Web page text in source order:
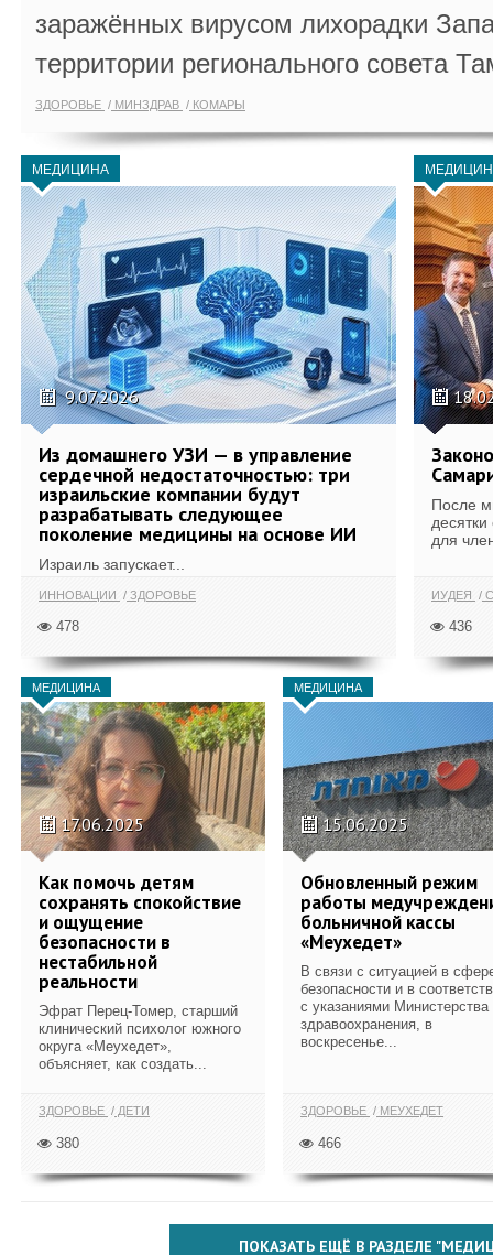
заражённых вирусом лихорадки
территории регионального совета
ЗДОРОВЬЕ МИНЗДРАВ КОМАРЫ
МЕДИЦИНА
9.07.2026
Из домашнего УЗИ — в управление
сердечной недостаточностью: три
израильские компании будут
разрабатывать следующее
поколение медицины на основе ИИ
Израиль запускает...
ИННОВАЦИИ ЗДОРОВЬЕ
478
После
для
ИУДЕЯ
436
МЕДИЦИНА
17.06.2025
Как помочь детям
сохранять спокойствие
и ощущение
безопасности в
нестабильной
реальности
Эфрат Перец-Томер, старший
клинический психолог южного
округа «Меухедет»,
объясняет, как создать...
ЗДОРОВЬЕ ДЕТИ
380
МЕДИЦИНА
15.06.2025
Обновленный режим
работы
больничной кассы
«Меухедет»
В связи с ситуацией в
безопасности и в
с указаниями Министерства
здравоохранения, в
воскресенье...
ЗДОРОВЬЕ МЕУХЕДЕТ
466
ПОКАЗАТЬ ЕЩЁ В РАЗДЕЛЕ